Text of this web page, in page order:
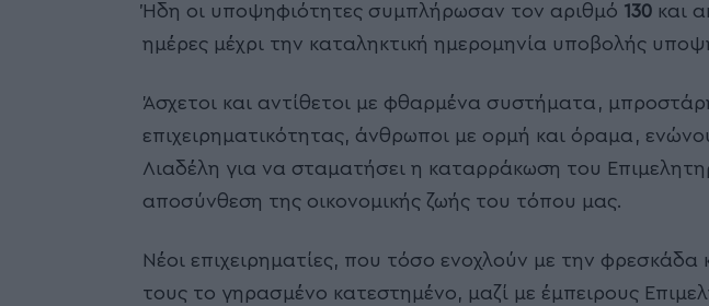
Ήδη οι υποψηφιότητες συμπλήρωσαν τον αριθμό 130 και
ημέρες μέχρι την καταληκτική ημερομηνία υποβολής
Άσχετοι και αντίθετοι με φθαρμένα συστήματα,
επιχειρηματικότητας, άνθρωποι με ορμή και όραμα,
Λιαδέλη για να σταματήσει η καταρράκωση του
αποσύνθεση της οικονομικής ζωής του τόπου μας.
Νέοι επιχειρηματίες, που τόσο ενοχλούν με την
τους το γηρασμένο κατεστημένο, μαζί με έμπειρους